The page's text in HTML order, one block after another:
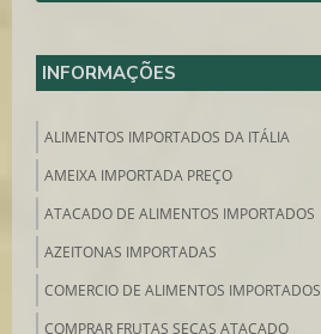
INFORMAÇÕES
ALIMENTOS IMPORTADOS DA ITÁLIA
AMEIXA IMPORTADA PREÇO
ATACADO DE ALIMENTOS IMPORTADOS
AZEITONAS IMPORTADAS
COMERCIO DE ALIMENTOS IMPORTADOS
COMPRAR FRUTAS SECAS ATACADO